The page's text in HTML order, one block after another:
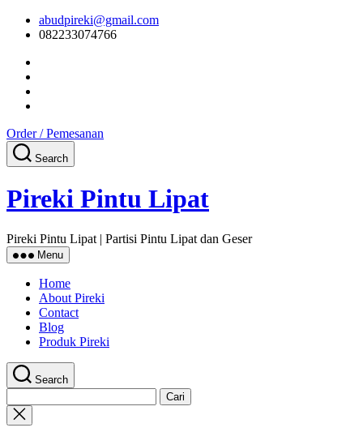
Skip
content
abudpireki@gmail.com
082233074766
Order / Pemesanan
Search
Pireki Pintu Lipat
Pireki Pintu Lipat | Partisi Pintu Lipat dan Geser
Menu
Home
About Pireki
Contact
Blog
Produk Pireki
Search
untuk:
Close
search